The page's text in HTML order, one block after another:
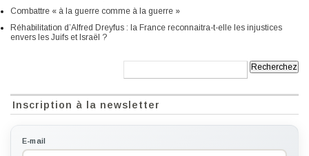
Combattre « à la guerre comme à la guerre »
Réhabilitation d’Alfred Dreyfus : la France reconnaitra-t-elle les injustices
envers les Juifs et Israël ?
Inscription à la newsletter
E-mail